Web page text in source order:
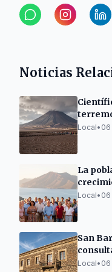
Noticias
Local• 06
La
Local• 06
San
Local• 06